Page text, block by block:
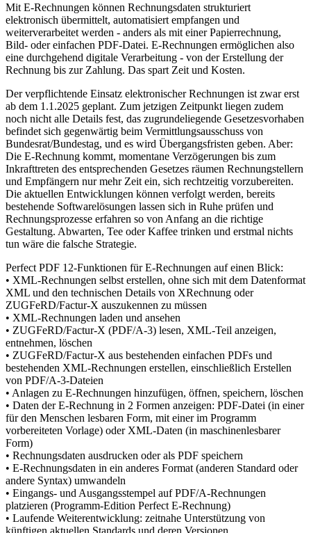
Mit E-Rechnungen können Rechnungsdaten strukturiert
elektronisch übermittelt, automatisiert empfangen und
weiterverarbeitet werden - anders als mit einer Papierrechnung,
Bild- oder einfachen PDF-Datei. E-Rechnungen ermöglichen also
eine durchgehend digitale Verarbeitung - von der Erstellung der
Rechnung bis zur Zahlung. Das spart Zeit und Kosten.
Der verpflichtende Einsatz elektronischer Rechnungen ist zwar erst
ab dem 1.1.2025 geplant. Zum jetzigen Zeitpunkt liegen zudem
noch nicht alle Details fest, das zugrundeliegende Gesetzesvorhaben
befindet sich gegenwärtig beim Vermittlungsausschuss von
Bundesrat/Bundestag, und es wird Übergangsfristen geben. Aber:
Die E-Rechnung kommt, momentane Verzögerungen bis zum
Inkrafttreten des entsprechenden Gesetzes räumen Rechnungstellern
und Empfängern nur mehr Zeit ein, sich rechtzeitig vorzubereiten.
Die aktuellen Entwicklungen können verfolgt werden, bereits
bestehende Softwarelösungen lassen sich in Ruhe prüfen und
Rechnungsprozesse erfahren so von Anfang an die richtige
Gestaltung. Abwarten, Tee oder Kaffee trinken und erstmal nichts
tun wäre die falsche Strategie.
Perfect PDF 12-Funktionen für E-Rechnungen auf einen Blick:
• XML-Rechnungen selbst erstellen, ohne sich mit dem Datenformat
XML und den technischen Details von XRechnung oder
ZUGFeRD/Factur-X auszukennen zu müssen
• XML-Rechnungen laden und ansehen
• ZUGFeRD/Factur-X (PDF/A-3) lesen, XML-Teil anzeigen,
entnehmen, löschen
• ZUGFeRD/Factur-X aus bestehenden einfachen PDFs und
bestehenden XML-Rechnungen erstellen, einschließlich Erstellen
von PDF/A-3-Dateien
• Anlagen zu E-Rechnungen hinzufügen, öffnen, speichern, löschen
• Daten der E-Rechnung in 2 Formen anzeigen: PDF-Datei (in einer
für den Menschen lesbaren Form, mit einer im Programm
vorbereiteten Vorlage) oder XML-Daten (in maschinenlesbarer
Form)
• Rechnungsdaten ausdrucken oder als PDF speichern
• E-Rechnungsdaten in ein anderes Format (anderen Standard oder
andere Syntax) umwandeln
• Eingangs- und Ausgangsstempel auf PDF/A-Rechnungen
platzieren (Programm-Edition Perfect E-Rechnung)
• Laufende Weiterentwicklung: zeitnahe Unterstützung von
künftigen aktuellen Standards und deren Versionen